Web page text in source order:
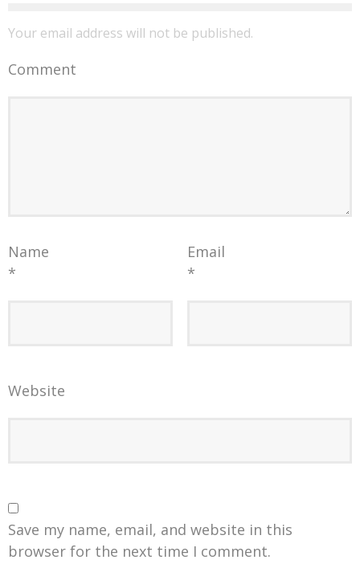
Your email address will not be published.
Comment
Name
*
Email
*
Website
Save my name, email, and website in this
browser for the next time I comment.